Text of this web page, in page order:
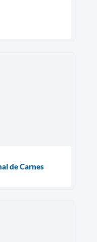
de Carnes